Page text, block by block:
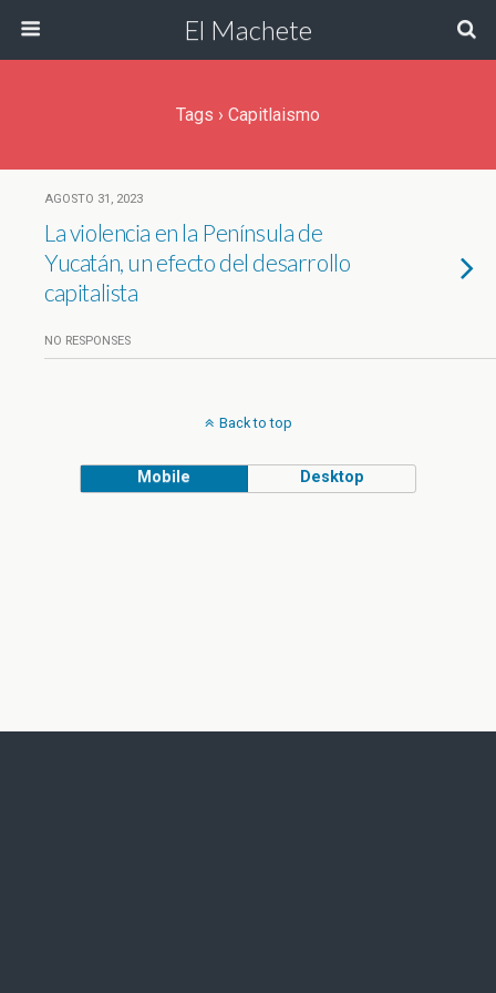
El Machete
Tags › Capitlaismo
AGOSTO 31, 2023
La violencia en la Península de
Yucatán, un efecto del desarrollo
capitalista
NO RESPONSES
Back to top
Mobile Desktop